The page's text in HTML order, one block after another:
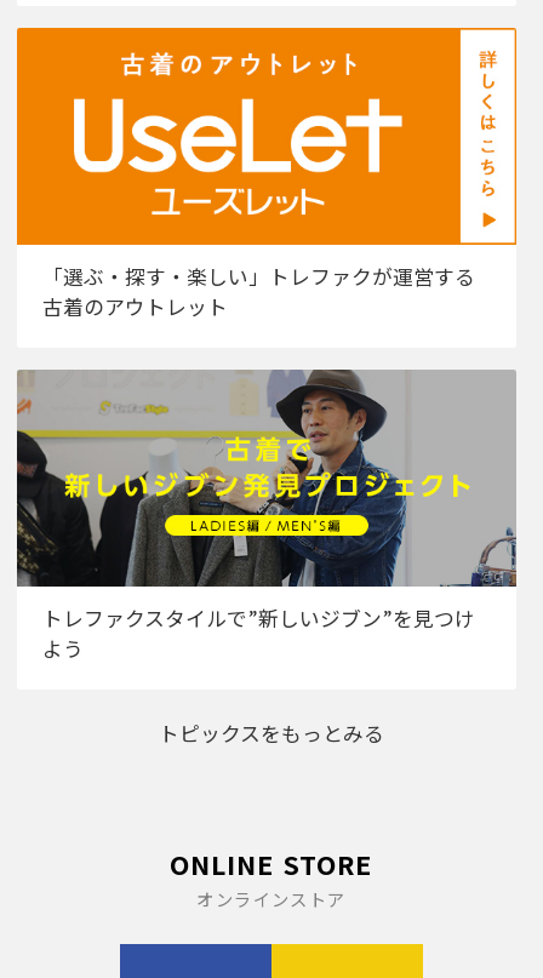
「選ぶ・探す・楽しい」トレファクが運営する
古着のアウトレット
トレファクスタイルで”新しいジブン”を見つけ
よう
トピックスをもっとみる
ONLINE STORE
オンラインストア